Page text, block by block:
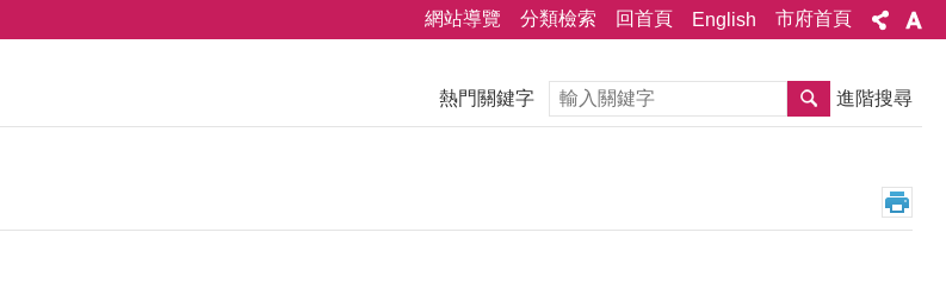
網站導覽 分類檢索 回首頁 English 市府首頁
熱門關鍵字 搜尋 進階搜尋